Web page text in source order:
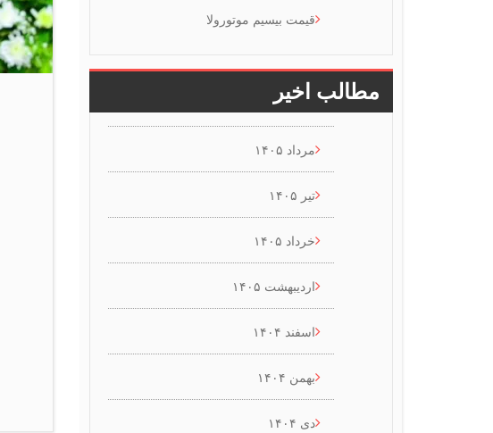
قیمت بیسیم موتورولا
مطالب اخیر
مرداد ۱۴۰۵
تیر ۱۴۰۵
خرداد ۱۴۰۵
اردیبهشت ۱۴۰۵
اسفند ۱۴۰۴
بهمن ۱۴۰۴
دی ۱۴۰۴